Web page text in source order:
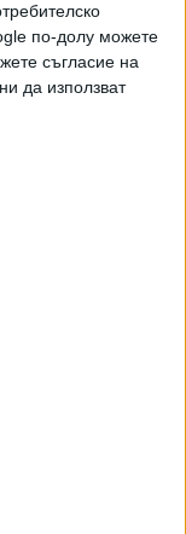
по-долу можете
съгласие на
да използват